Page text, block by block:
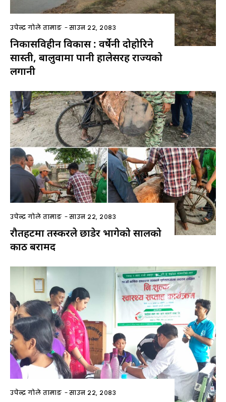
उपेन्द्र गोले तामाङ -साउन २२, २०८३
निकासविहीन विकास : वर्षेनी दोहोरिने
सास्ती, बालुवामा पानी हालेसरह राज्यको
लगानी
उपेन्द्र गोले तामाङ -साउन २२, २०८३
रौतहटमा तस्करले छाडेर भागेको सालको
काठ बरामद
उपेन्द्र गोले तामाङ -साउन २२, २०८३